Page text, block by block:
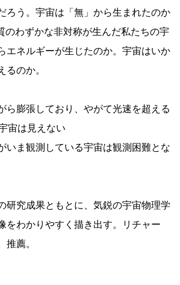
ろう。宇宙は「無」から生まれたのか
わずかな非対称が生んだ私たちの宇
エネルギーが生じたのか。宇宙はいか
るのか。
ら膨張しており、やがて光速を超える
宙は見えない
いま観測している宇宙は観測困難とな
研究成果ともとに、気鋭の宇宙物理学
をわかりやすく描き出す。リチャー
推薦。